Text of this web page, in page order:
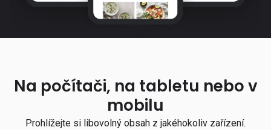
Na počítači, na tabletu nebo v
mobilu
Prohlížejte si libovolný obsah z jakéhokoliv zařízení.